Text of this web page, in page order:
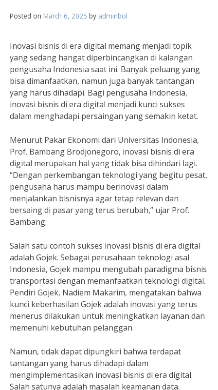
Posted on March 6, 2025 by adminbol
Inovasi bisnis di era digital memang menjadi topik
yang sedang hangat diperbincangkan di kalangan
pengusaha Indonesia saat ini. Banyak peluang yang
bisa dimanfaatkan, namun juga banyak tantangan
yang harus dihadapi. Bagi pengusaha Indonesia,
inovasi bisnis di era digital menjadi kunci sukses
dalam menghadapi persaingan yang semakin ketat.
Menurut Pakar Ekonomi dari Universitas Indonesia,
Prof. Bambang Brodjonegoro, inovasi bisnis di era
digital merupakan hal yang tidak bisa dihindari lagi.
“Dengan perkembangan teknologi yang begitu pesat,
pengusaha harus mampu berinovasi dalam
menjalankan bisnisnya agar tetap relevan dan
bersaing di pasar yang terus berubah,” ujar Prof.
Bambang.
Salah satu contoh sukses inovasi bisnis di era digital
adalah Gojek. Sebagai perusahaan teknologi asal
Indonesia, Gojek mampu mengubah paradigma bisnis
transportasi dengan memanfaatkan teknologi digital.
Pendiri Gojek, Nadiem Makarim, mengatakan bahwa
kunci keberhasilan Gojek adalah inovasi yang terus
menerus dilakukan untuk meningkatkan layanan dan
memenuhi kebutuhan pelanggan.
Namun, tidak dapat dipungkiri bahwa terdapat
tantangan yang harus dihadapi dalam
mengimplementasikan inovasi bisnis di era digital.
Salah satunya adalah masalah keamanan data.